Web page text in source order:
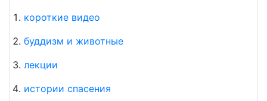
короткие видео
буддизм и животные
лекции
истории спасения